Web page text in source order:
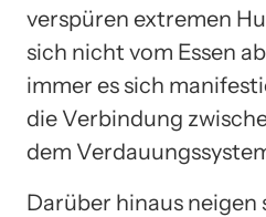
verspüren extremen
sich nicht vom Essen
immer es sich
die Verbindung
dem
Darüber hinaus